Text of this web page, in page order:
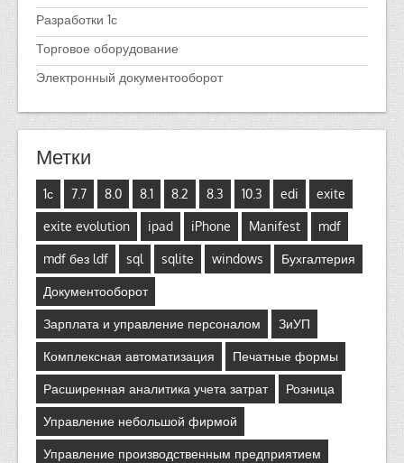
Разработки 1с
Торговое оборудование
Электронный документооборот
Метки
1с 7.7 8.0 8.1 8.2 8.3 10.3 edi exite
exite evolution ipad iPhone Manifest mdf
mdf без ldf sql sqlite windows Бухгалтерия
Документооборот
Зарплата и управление персоналом ЗиУП
Комплексная автоматизация Печатные формы
Расширенная аналитика учета затрат Розница
Управление небольшой фирмой
Управление производственным предприятием